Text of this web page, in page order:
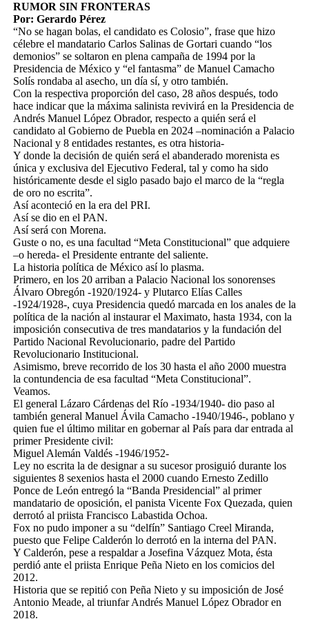
RUMOR SIN FRONTERAS
Por: Gerardo Pérez
“No se hagan bolas, el candidato es Colosio”, frase que hizo
célebre el mandatario Carlos Salinas de Gortari cuando “los
demonios” se soltaron en plena campaña de 1994 por la
Presidencia de México y “el fantasma” de Manuel Camacho
Solís rondaba al asecho, un día sí, y otro también.
Con la respectiva proporción del caso, 28 años después, todo
hace indicar que la máxima salinista revivirá en la Presidencia de
Andrés Manuel López Obrador, respecto a quién será el
candidato al Gobierno de Puebla en 2024 –nominación a Palacio
Nacional y 8 entidades restantes, es otra historia-
Y donde la decisión de quién será el abanderado morenista es
única y exclusiva del Ejecutivo Federal, tal y como ha sido
históricamente desde el siglo pasado bajo el marco de la “regla
de oro no escrita”.
Así aconteció en la era del PRI.
Así se dio en el PAN.
Así será con Morena.
Guste o no, es una facultad “Meta Constitucional” que adquiere
–o hereda- el Presidente entrante del saliente.
La historia política de México así lo plasma.
Primero, en los 20 arriban a Palacio Nacional los sonorenses
Álvaro Obregón -1920/1924- y Plutarco Elías Calles
-1924/1928-, cuya Presidencia quedó marcada en los anales de la
política de la nación al instaurar el Maximato, hasta 1934, con la
imposición consecutiva de tres mandatarios y la fundación del
Partido Nacional Revolucionario, padre del Partido
Revolucionario Institucional.
Asimismo, breve recorrido de los 30 hasta el año 2000 muestra
la contundencia de esa facultad “Meta Constitucional”.
Veamos.
El general Lázaro Cárdenas del Río -1934/1940- dio paso al
también general Manuel Ávila Camacho -1940/1946-, poblano y
quien fue el último militar en gobernar al País para dar entrada al
primer Presidente civil:
Miguel Alemán Valdés -1946/1952-
Ley no escrita la de designar a su sucesor prosiguió durante los
siguientes 8 sexenios hasta el 2000 cuando Ernesto Zedillo
Ponce de León entregó la “Banda Presidencial” al primer
mandatario de oposición, el panista Vicente Fox Quezada, quien
derrotó al priista Francisco Labastida Ochoa.
Fox no pudo imponer a su “delfín” Santiago Creel Miranda,
puesto que Felipe Calderón lo derrotó en la interna del PAN.
Y Calderón, pese a respaldar a Josefina Vázquez Mota, ésta
perdió ante el priista Enrique Peña Nieto en los comicios del
2012.
Historia que se repitió con Peña Nieto y su imposición de José
Antonio Meade, al triunfar Andrés Manuel López Obrador en
2018.